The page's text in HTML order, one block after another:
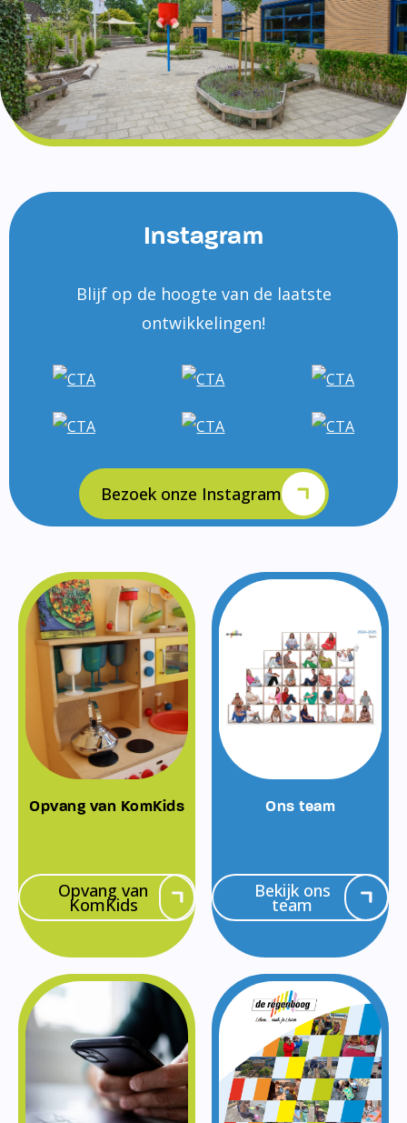
Instagram
Blijf op de hoogte van de laatste
ontwikkelingen!
Bezoek onze Instagram
Opvang van KomKids
Opvang van
KomKids
Ons team
Bekijk ons
team